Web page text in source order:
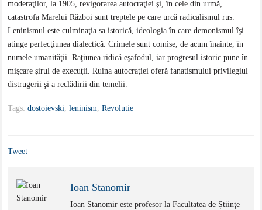
moderaţilor, la 1905, revigorarea autocraţiei şi, în cele din urmă,
catastrofa Marelui Război sunt treptele pe care urcă radicalismul rus.
Leninismul este culminaţia sa istorică, ideologia în care demonismul îşi
atinge perfecţiunea dialectică. Crimele sunt comise, de acum înainte, în
numele umanităţii. Raţiunea ridică eşafodul, iar progresul istoric pune în
mişcare şirul de execuţii. Ruina autocraţiei oferă fanatismului privilegiul
distrugerii şi a reclădirii din temelii.
Tags:dostoievski,leninism,Revolutie
Tweet
Ioan Stanomir
Ioan Stanomir este profesor la Facultatea de Știinţe